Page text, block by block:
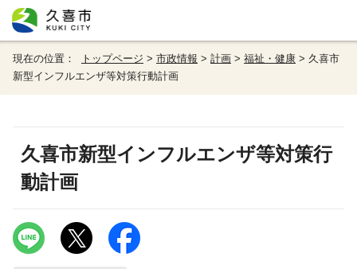
現在の位置： トップページ > 市政情報 > 計画 > 福祉・健康 > 久喜市
新型インフルエンザ等対策行動計画
久喜市新型インフルエンザ等対策行
動計画